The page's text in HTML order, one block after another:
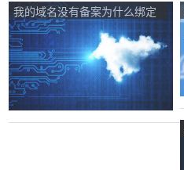
我的域名没有备案为什么绑定
国内的服务器可以访问啊，我
的域名是在阿里云买的二手域
名？